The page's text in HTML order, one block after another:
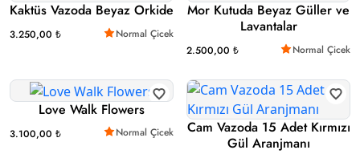
Kaktüs Vazoda Beyaz Orkide
3.250,00 ₺ Normal Çicek
Mor Kutuda Beyaz Güller ve
Lavantalar
2.500,00 ₺ Normal Çicek
Love Walk Flowers
3.100,00 ₺ Normal Çicek
Cam Vazoda 15 Adet Kırmızı
Gül Aranjmanı